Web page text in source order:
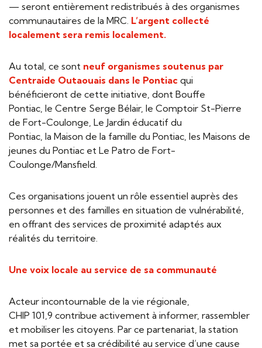
— seront entièrement redistribués à des organismes
communautaires de la MRC. L’argent collecté
localement sera remis localement.
Au total, ce sont neuf organismes soutenus par
Centraide Outaouais dans le Pontiac qui
bénéficieront de cette initiative, dont Bouffe
Pontiac, le Centre Serge Bélair, le Comptoir St-Pierre
de Fort-Coulonge, Le Jardin éducatif du
Pontiac, la Maison de la famille du Pontiac, les Maisons de
jeunes du Pontiac et Le Patro de Fort-
Coulonge/Mansfield.
Ces organisations jouent un rôle essentiel auprès des
personnes et des familles en situation de vulnérabilité,
en offrant des services de proximité adaptés aux
réalités du territoire.
Une voix locale au service de sa communauté
Acteur incontournable de la vie régionale,
CHIP 101,9 contribue activement à informer, rassembler
et mobiliser les citoyens. Par ce partenariat, la station
met sa portée et sa crédibilité au service d’une cause